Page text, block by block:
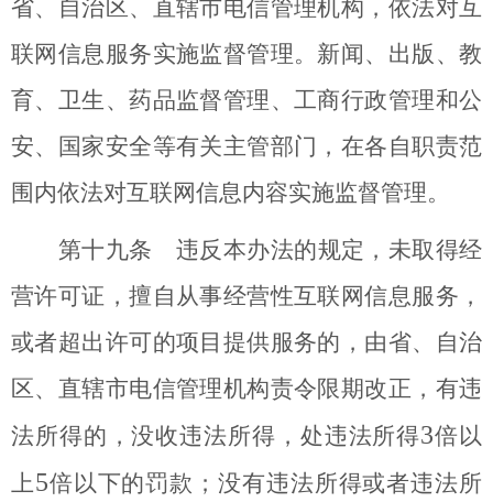
省、自治区、直辖市电信管理机构，依法对互
联网信息服务实施监督管理。新闻、出版、教
育、卫生、药品监督管理、工商行政管理和公
安、国家安全等有关主管部门，在各自职责范
围内依法对互联网信息内容实施监督管理。
第十九条 违反本办法的规定，未取得经
营许可证，擅自从事经营性互联网信息服务，
或者超出许可的项目提供服务的，由省、自治
区、直辖市电信管理机构责令限期改正，有违
法所得的，没收违法所得，处违法所得3倍以
上5倍以下的罚款；没有违法所得或者违法所